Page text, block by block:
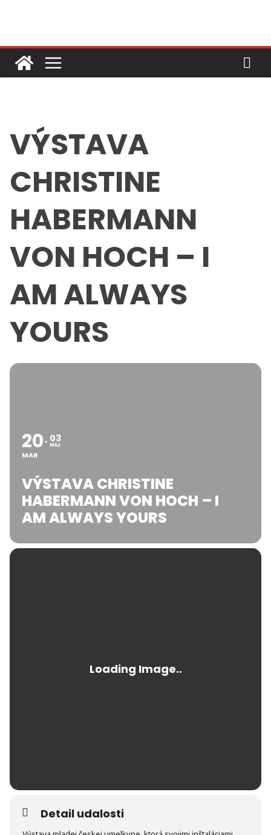
VÝSTAVA
CHRISTINE
HABERMANN
VON HOCH – I
AM ALWAYS
YOURS
20
MAR
03
MÁJ
VÝSTAVA CHRISTINE
HABERMANN VON HOCH – I
AM ALWAYS YOURS
Detail udalosti